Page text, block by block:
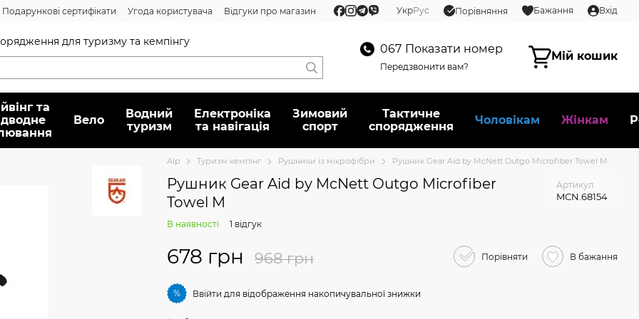
Подарункові сертифікати Угода користувача
Відгуки про магазин
УкрРус Порівняння Бажання Вхід
для туризму та кемпінгу
067 Показати номер
Передзвонити вам?
Мій кошик
та
Вело
Водний
туризм
Електроніка
та навігація
Зимовий
спорт
Тактичне
спорядження
Чоловікам Жінкам
Alp Туризм кемпінг Рушники із мікрофібри Рушник Gear Aid by McNett Outgo Microfiber Towel M
Рушник Gear Aid by McNett Outgo Microfiber
Towel M
Артикул
MCN.68154
В наявності 1 відгук
678 грн 968 грн Порівняти В бажання
% Ввійти для відображення накопичувальної знижки